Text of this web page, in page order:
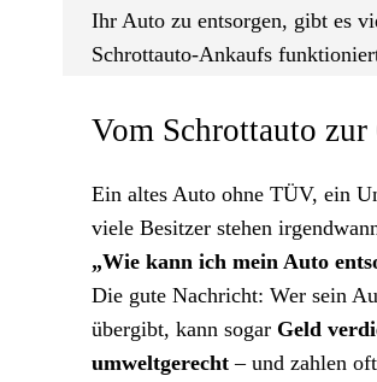
Ihr Auto zu entsorgen, gibt es
Schrottauto-Ankaufs
Vom Schrottauto zur
Ein altes Auto ohne TÜV, ein
viele Besitzer stehen
„Wie kann ich mein Auto
Die gute Nachricht: Wer sein
übergibt, kann sogar Geld
umweltgerecht – und zahlen